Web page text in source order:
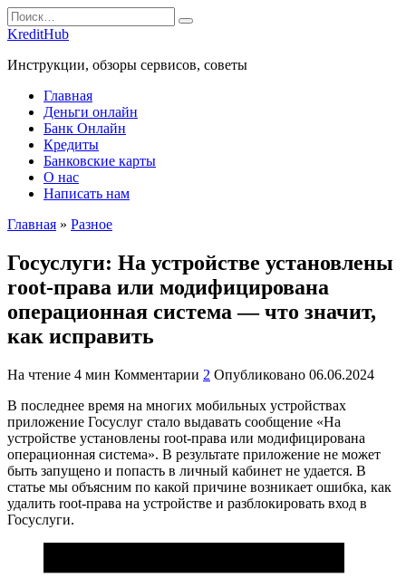
Перейти
к
Search
for:
KreditHub
Инструкции, обзоры сервисов, советы
Главная
Деньги онлайн
Банк Онлайн
Кредиты
Банковские карты
О нас
Написать нам
Главная » Разное
Госуслуги: На устройстве установлены
root-права или модифицирована
операционная система — что значит,
как исправить
На чтение 4 мин Комментарии 2 Опубликовано 06.06.2024
В последнее время на многих мобильных устройствах
приложение Госуслуг стало выдавать сообщение «На
устройстве установлены root-права или модифицирована
операционная система». В результате приложение не может
быть запущено и попасть в личный кабинет не удается. В
статье мы объясним по какой причине возникает ошибка, как
удалить root-права на устройстве и разблокировать вход в
Госуслуги.